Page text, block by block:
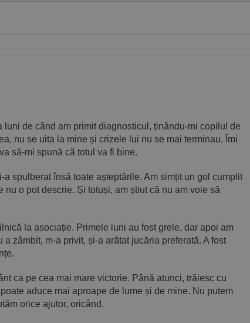
luni de când am primit diagnosticul, ținându-mi copilul de
nu se uita la mine și crizele lui nu se mai terminau. Îmi
să-mi spună că totul va fi bine.
a spulberat însă toate așteptările. Am simțit un gol cumplit
nu o pot descrie. Și totuși, am știut că nu am voie să
la asociație. Primele luni au fost grele, dar apoi am
a zâmbit, m-a privit, și-a arătat jucăria preferată. A fost
ca pe cea mai mare victorie. Până atunci, trăiesc cu
aduce mai aproape de lume și de mine. Nu putem
orice ajutor, oricând.